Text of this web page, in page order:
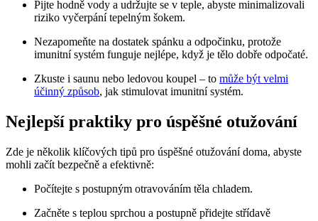
Pijte hodně vody a udržujte se v teple, abyste minimalizovali
riziko vyčerpání tepelným šokem.
Nezapomeňte na dostatek spánku a odpočinku, protože
imunitní systém funguje nejlépe, když je tělo dobře odpočaté.
Zkuste i saunu nebo ledovou koupel – to může být velmi
účinný způsob, jak stimulovat imunitní systém.
Nejlepší praktiky pro úspěšné otužování
Zde je několik klíčových tipů pro úspěšné otužování doma, abyste
mohli začít bezpečně a efektivně:
Počítejte s postupným otravováním těla chladem.
Začněte s teplou sprchou a postupně přidejte střídavě